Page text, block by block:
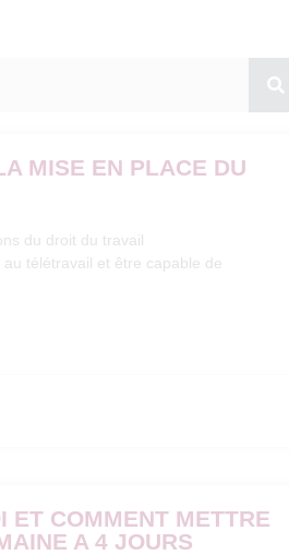
MISE EN PLACE DU
du droit du travail
télétravail et être capable de
ET COMMENT METTRE
A 4 JOURS